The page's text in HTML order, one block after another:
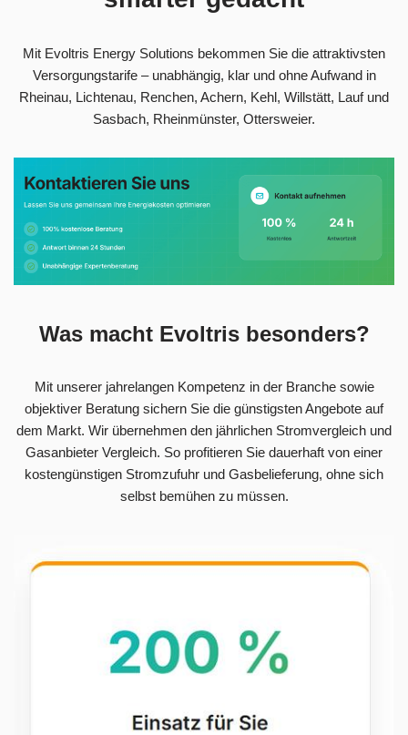
Mit Evoltris Energy Solutions bekommen Sie die attraktivsten
Versorgungstarife – unabhängig, klar und ohne Aufwand in
Rheinau, Lichtenau, Renchen, Achern, Kehl, Willstätt, Lauf und
Sasbach, Rheinmünster, Ottersweier.
Was macht Evoltris besonders?
Mit unserer jahrelangen Kompetenz in der Branche sowie
objektiver Beratung sichern Sie die günstigsten Angebote auf
dem Markt. Wir übernehmen den jährlichen Stromvergleich und
Gasanbieter Vergleich. So profitieren Sie dauerhaft von einer
kostengünstigen Stromzufuhr und Gasbelieferung, ohne sich
selbst bemühen zu müssen.